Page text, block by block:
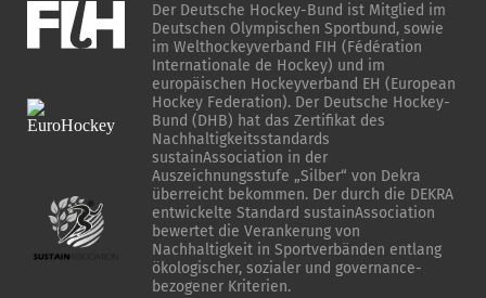
Der Deutsche Hockey-Bund ist Mitglied im
Deutschen Olympischen Sportbund, sowie
im Welthockeyverband FIH (Fédération
Internationale de Hockey) und im
europäischen Hockeyverband EH (European
Hockey Federation). Der Deutsche Hockey-
Bund (DHB) hat das Zertifikat des
Nachhaltigkeitsstandards
sustainAssociation in der
Auszeichnungsstufe „Silber“ von Dekra
überreicht bekommen. Der durch die DEKRA
entwickelte Standard sustainAssociation
bewertet die Verankerung von
Nachhaltigkeit in Sportverbänden entlang
ökologischer, sozialer und governance-
bezogener Kriterien.